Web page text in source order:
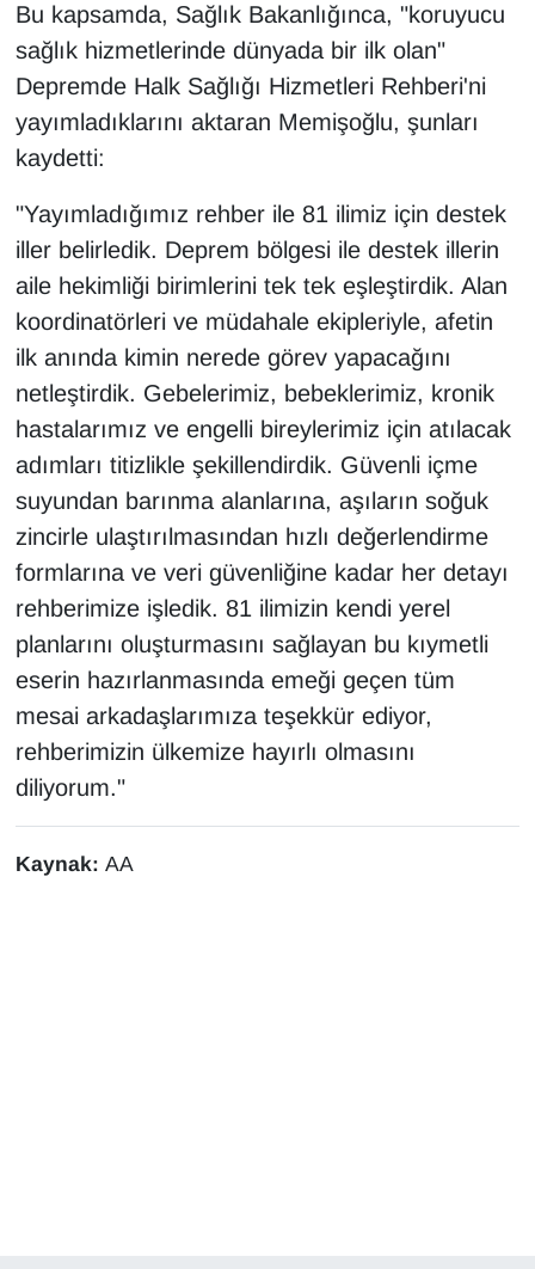
Bu kapsamda, Sağlık Bakanlığınca, "koruyucu
sağlık hizmetlerinde dünyada bir ilk olan"
Depremde Halk Sağlığı Hizmetleri Rehberi'ni
yayımladıklarını aktaran Memişoğlu, şunları
kaydetti:
"Yayımladığımız rehber ile 81 ilimiz için destek
iller belirledik. Deprem bölgesi ile destek illerin
aile hekimliği birimlerini tek tek eşleştirdik. Alan
koordinatörleri ve müdahale ekipleriyle, afetin
ilk anında kimin nerede görev yapacağını
netleştirdik. Gebelerimiz, bebeklerimiz, kronik
hastalarımız ve engelli bireylerimiz için atılacak
adımları titizlikle şekillendirdik. Güvenli içme
suyundan barınma alanlarına, aşıların soğuk
zincirle ulaştırılmasından hızlı değerlendirme
formlarına ve veri güvenliğine kadar her detayı
rehberimize işledik. 81 ilimizin kendi yerel
planlarını oluşturmasını sağlayan bu kıymetli
eserin hazırlanmasında emeği geçen tüm
mesai arkadaşlarımıza teşekkür ediyor,
rehberimizin ülkemize hayırlı olmasını
diliyorum."
Kaynak: AA
KURDÎ
MAGAZİN
MEDYA
ONE EKONOMİ
POLİTİKA
Resmi İlanlar
RÖPORTAJ
SAĞLIK
Seri İlan
Sinema - TV
SİYASET
SPOR
TEBRİK